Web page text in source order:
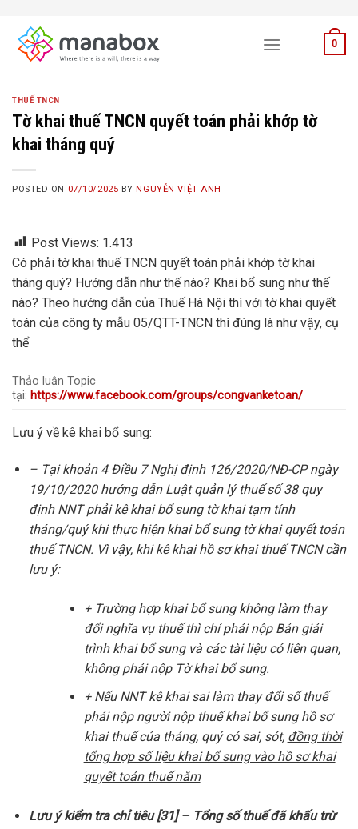
content
0
THUẾ TNCN
Tờ khai thuế TNCN quyết toán phải khớp tờ
khai tháng quý
POSTED ON 07/10/2025 BYNGUYỄN VIỆT ANH
Post Views: 1.413
Có phải tờ khai thuế TNCN quyết toán phải khớp tờ khai
tháng quý? Hướng dẫn như thế nào? Khai bổ sung như thế
nào? Theo hướng dẫn của Thuế Hà Nội thì với tờ khai quyết
toán của công ty mẫu 05/QTT-TNCN thì đúng là như vậy, cụ
thể
Thảo luận Topic
tại: https://www.facebook.com/groups/congvanketoan/
Lưu ý về kê khai bổ sung:
– Tại khoản 4 Điều 7 Nghị định 126/2020/NĐ-CP ngày
19/10/2020 hướng dẫn Luật quản lý thuế số 38 quy
định NNT phải kê khai bổ sung tờ khai tạm tính
tháng/quý khi thực hiện khai bổ sung tờ khai quyết toán
thuế TNCN. Vì vậy, khi kê khai hồ sơ khai thuế TNCN cần
lưu ý:
+ Trường hợp khai bổ sung không làm thay
đổi nghĩa vụ thuế thì chỉ phải nộp Bản giải
trình khai bổ sung và các tài liệu có liên quan,
không phải nộp Tờ khai bổ sung.
+ Nếu NNT kê khai sai làm thay đổi số thuế
phải nộp người nộp thuế khai bổ sung hồ sơ
khai thuế của tháng, quý có sai, sót, đồng thời
tổng hợp số liệu khai bổ sung vào hồ sơ khai
quyết toán thuế năm
Lưu ý kiểm tra chỉ tiêu [31] – Tổng số thuế đã khấu trừ